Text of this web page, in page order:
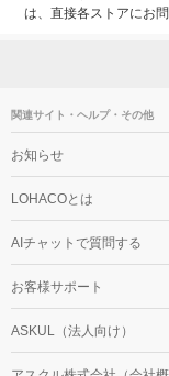
は、直接各ストアにお
関連サイト・ヘルプ・その他
お知らせ
LOHACOとは
AIチャットで質問する
お客様サポート
ASKUL（法人向け）